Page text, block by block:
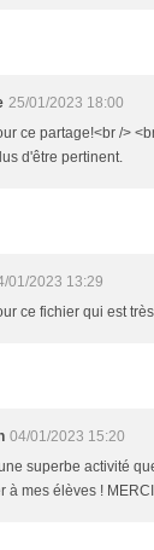
25/01/2023 18:00
ce partage!<br />
d'être pertinent.
01/2023 13:29
ce fichier qui est
04/01/2023 15:20
superbe activité
à mes élèves !